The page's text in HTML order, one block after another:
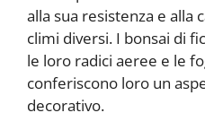
alla sua resistenza e alla
climi diversi. I bonsai di
le loro radici aeree e le
conferiscono loro un
decorativo.